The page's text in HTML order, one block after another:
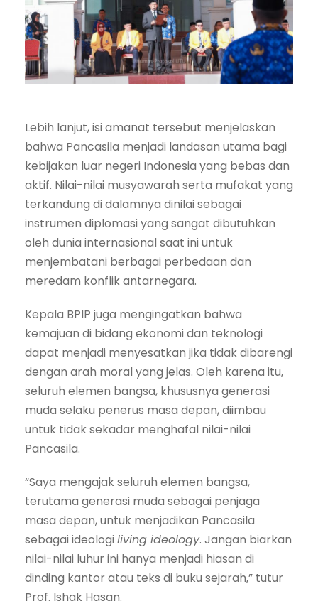
Lebih lanjut, isi amanat tersebut menjelaskan
bahwa Pancasila menjadi landasan utama bagi
kebijakan luar negeri Indonesia yang bebas dan
aktif. Nilai-nilai musyawarah serta mufakat yang
terkandung di dalamnya dinilai sebagai
instrumen diplomasi yang sangat dibutuhkan
oleh dunia internasional saat ini untuk
menjembatani berbagai perbedaan dan
meredam konflik antarnegara.
Kepala BPIP juga mengingatkan bahwa
kemajuan di bidang ekonomi dan teknologi
dapat menjadi menyesatkan jika tidak dibarengi
dengan arah moral yang jelas. Oleh karena itu,
seluruh elemen bangsa, khususnya generasi
muda selaku penerus masa depan, diimbau
untuk tidak sekadar menghafal nilai-nilai
Pancasila.
“Saya mengajak seluruh elemen bangsa,
terutama generasi muda sebagai penjaga
masa depan, untuk menjadikan Pancasila
sebagai ideologi living ideology. Jangan biarkan
nilai-nilai luhur ini hanya menjadi hiasan di
dinding kantor atau teks di buku sejarah,” tutur
Prof. Ishak Hasan.